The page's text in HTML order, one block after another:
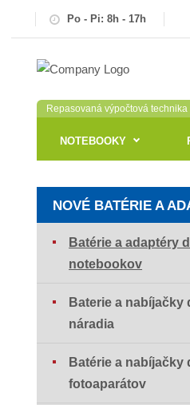
Po - Pi: 8h - 17h
Repasovaná výpočtová technika
NOTEBOOKY
NOVÉ BATÉRIE A
Batérie a adaptéry
notebookov
Baterie a nabíjačky
náradia
Batérie a nabíjačky
fotoaparátov